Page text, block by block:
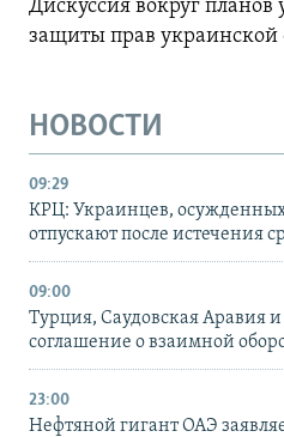
Дискуссия вокруг планов
защиты прав
НОВОСТИ
09:29
КРЦ: Украинцев,
отпускают после истечения
09:00
Турция, Саудовская Аравия
соглашение о взаимной
23:00
Нефтяной гигант ОАЭ